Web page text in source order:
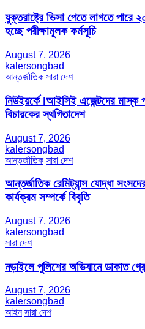
যুক্তরাষ্ট্রে ভিসা পেতে লাগতে পারে
হচ্ছে পরীক্ষামূলক কর্মসূচি
August 7, 2026
kalersongbad
আন্তর্জাতিক সারা দেশ
নিউইয়র্কে Iআইসিই এজেন্টদের মাস্ক
বিচারকের স্থগিতাদেশ
August 7, 2026
kalersongbad
আন্তর্জাতিক সারা দেশ
আন্তর্জাতিক রেমিট্যান্স যোদ্ধা
কার্যক্রম সম্পর্কে বিবৃতি
August 7, 2026
kalersongbad
সারা দেশ
নড়াইলে পুলিশের অভিযানে ডাকাত
August 7, 2026
kalersongbad
আইন সারা দেশ